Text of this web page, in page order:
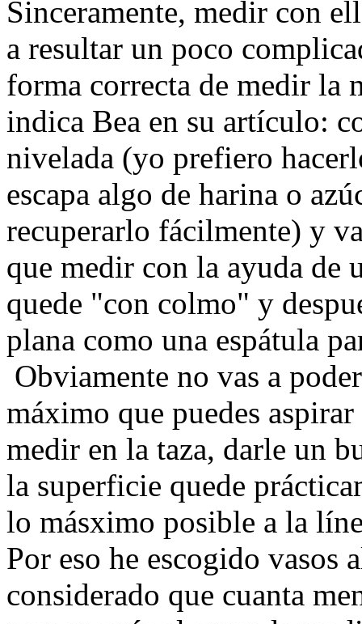
Sinceramente, medir con
a resultar un poco
forma correcta de medir la
indica Bea en su artículo:
nivelada (yo prefiero
escapa algo de harina o
recuperarlo fácilmente) y
que medir con la ayuda de
quede "con colmo" y
plana como una espátula
Obviamente no vas a
máximo que puedes
medir en la taza, darle un
la superficie quede
lo másximo posible a la
Por eso he escogido vasos
considerado que cuanta